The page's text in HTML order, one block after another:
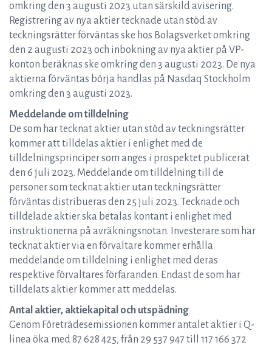
omkring den 3 augusti 2023 utan särskild avisering.
Registrering av nya aktier tecknade utan stöd av
teckningsrätter förväntas ske hos Bolagsverket omkring
den 2 augusti 2023 och inbokning av nya aktier på VP-
konton beräknas ske omkring den 3 augusti 2023. De nya
aktierna förväntas börja handlas på Nasdaq Stockholm
omkring den 3 augusti 2023.
Meddelande om tilldelning
De som har tecknat aktier utan stöd av teckningsrätter
kommer att tilldelas aktier i enlighet med de
tilldelningsprinciper som anges i prospektet publicerat
den 6 juli 2023. Meddelande om tilldelning till de
personer som tecknat aktier utan teckningsrätter
förväntas distribueras den 25 juli 2023. Tecknade och
tilldelade aktier ska betalas kontant i enlighet med
instruktionerna på avräkningsnotan. Investerare som har
tecknat aktier via en förvaltare kommer erhålla
meddelande om tilldelning i enlighet med deras
respektive förvaltares förfaranden. Endast de som har
tilldelats aktier kommer att meddelas.
Antal aktier, aktiekapital och utspädning
Genom Företrädesemissionen kommer antalet aktier i Q-
linea öka med 87 628 425, från 29 537 947 till 117 166 372